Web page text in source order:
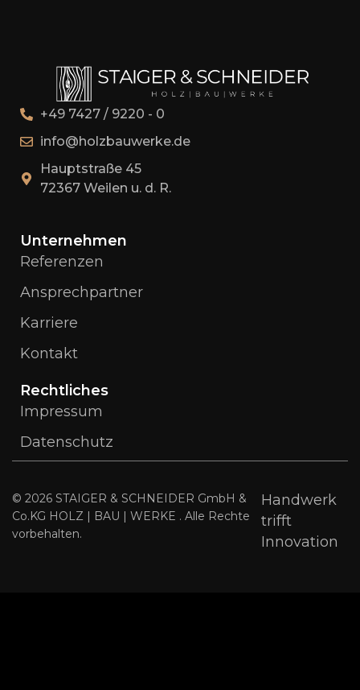
+49 7427 / 9220 - 0
info@holzbauwerke.de
Hauptstraße 45
72367 Weilen u. d. R.
Unternehmen
Referenzen
Ansprechpartner
Karriere
Kontakt
Rechtliches
Impressum
Datenschutz
© 2026 STAIGER & SCHNEIDER GmbH &
Co.KG HOLZ | BAU | WERKE . Alle Rechte
vorbehalten.
Handwerk
trifft
Innovation